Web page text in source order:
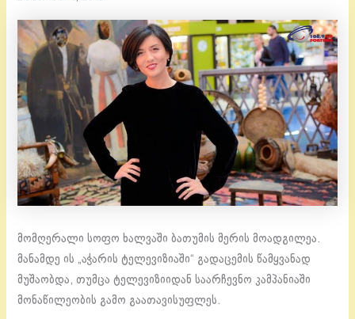
მომღერალი სოფო ხალვაში ბათუმის მერის მოადგილეა.
მანამდე ის „აჭარის ტელევიზიაში“ გადაცემის წამყვანად
მუშაობდა, თუმცა ტელევიზიიდან საარჩევნო კამპანიაში
მონაწილეობის გამო გაათავისუფლეს.